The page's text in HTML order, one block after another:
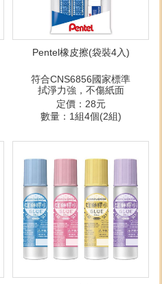
Pentel橡皮擦(袋裝4入)
符合CNS6856國家標準
拭淨力強，不傷紙面
定價：28元
數量：1組4個(2組)